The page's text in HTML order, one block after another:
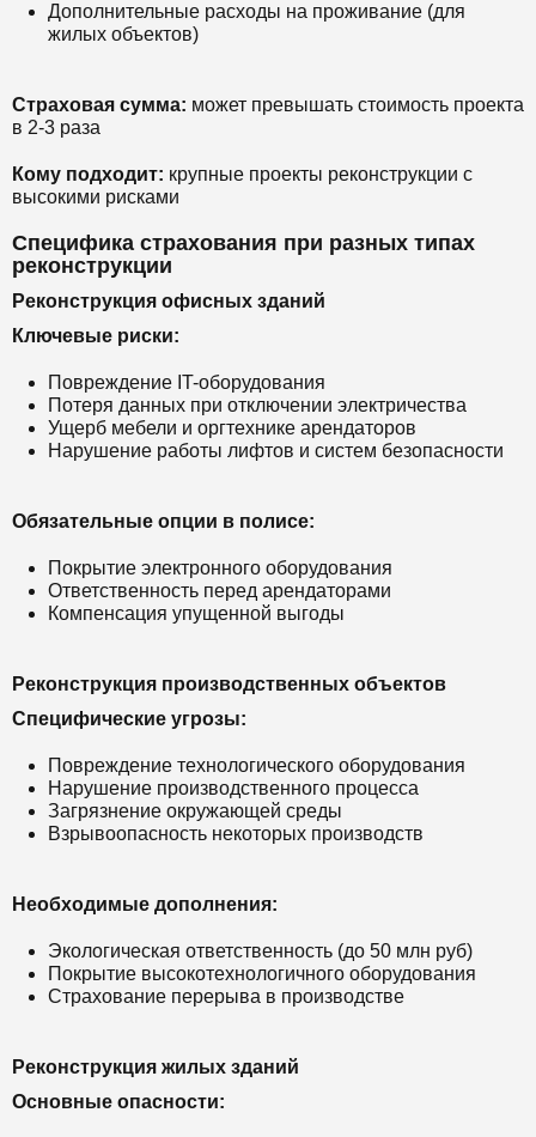
Дополнительные расходы на проживание (для
жилых объектов)
Страховая сумма: может превышать стоимость проекта
в 2-3 раза
Кому подходит: крупные проекты реконструкции с
высокими рисками
Специфика страхования при разных типах
реконструкции
Реконструкция офисных зданий
Ключевые риски:
Повреждение IT-оборудования
Потеря данных при отключении электричества
Ущерб мебели и оргтехнике арендаторов
Нарушение работы лифтов и систем безопасности
Обязательные опции в полисе:
Покрытие электронного оборудования
Ответственность перед арендаторами
Компенсация упущенной выгоды
Реконструкция производственных объектов
Специфические угрозы:
Повреждение технологического оборудования
Нарушение производственного процесса
Загрязнение окружающей среды
Взрывоопасность некоторых производств
Необходимые дополнения:
Экологическая ответственность (до 50 млн руб)
Покрытие высокотехнологичного оборудования
Страхование перерыва в производстве
Реконструкция жилых зданий
Основные опасности: